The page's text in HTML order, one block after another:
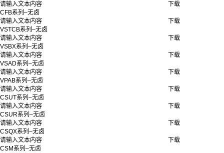
请输入文本内容
CFB系列–无卤
下载
请输入文本内容
VSTCB系列–无卤
下载
请输入文本内容
VSBX系列–无卤
下载
请输入文本内容
VSAD系列–无卤
下载
请输入文本内容
VPAB系列–无卤
下载
请输入文本内容
CSUT系列–无卤
下载
请输入文本内容
CSUR系列–无卤
下载
请输入文本内容
CSQX系列–无卤
下载
请输入文本内容
CSM系列–无卤
下载